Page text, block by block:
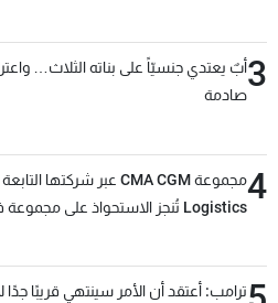
3أبٌ يعتدي جنسيّاً على بناته الثلاث…
صادمة
4Logistics تُنجز الاستحواذ على مجموعة فتّال
ترامب: أعتقد أن الأمر سينتهي قريبًا جدًا